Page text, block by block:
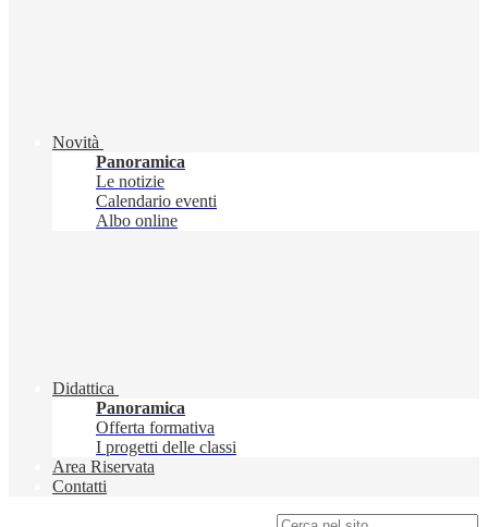
Novità
Panoramica
Le notizie
Calendario eventi
Albo online
Didattica
Panoramica
Offerta formativa
I progetti delle classi
Area Riservata
Contatti